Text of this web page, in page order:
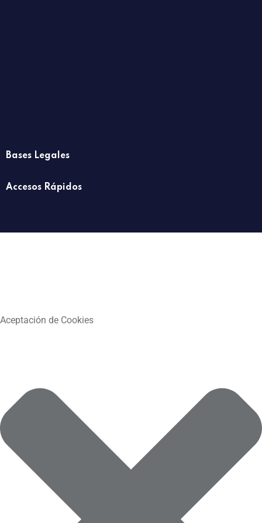
Bases Legales
Accesos Rápidos
Aceptación de Cookies